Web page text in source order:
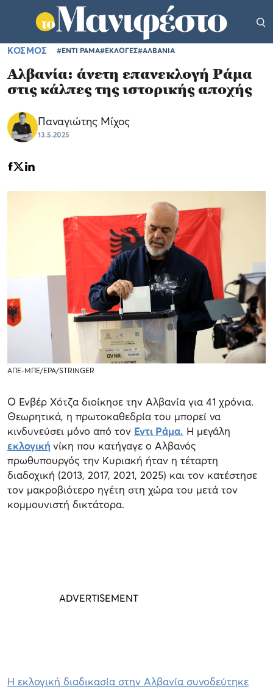
ΚΟΣΜΟΣ #ΕΝΤΙ ΡΑΜΑ#ΕΚΛΟΓΕΣ#ΑΛΒΑΝΙΑ
Αλβανία: άνετη επανεκλογή Ράμα
στις κάλπες της ιστορικής αποχής
Παναγιώτης Μίχος
13.5.2025
ΑΠΕ-ΜΠΕ/ΕΡΑ/STRINGER
Ο Ενβέρ Χότζα διοίκησε την Αλβανία για 41 χρόνια.
Θεωρητικά, η πρωτοκαθεδρία του μπορεί να
κινδυνεύσει μόνο από τον Εντι Ράμα. Η μεγάλη
εκλογική νίκη που κατήγαγε ο Αλβανός
πρωθυπουργός την Κυριακή ήταν η τέταρτη
διαδοχική (2013, 2017, 2021, 2025) και τον κατέστησε
τον μακροβιότερο ηγέτη στη χώρα του μετά τον
κομμουνιστή δικτάτορα.
Η εκλογική διαδικασία στην Αλβανία συνοδεύτηκε